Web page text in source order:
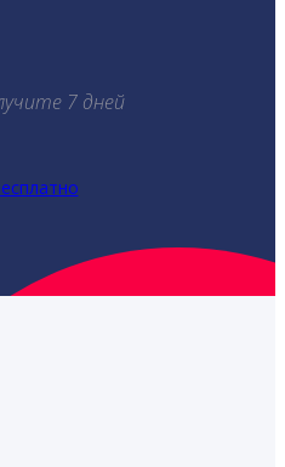
7 дней